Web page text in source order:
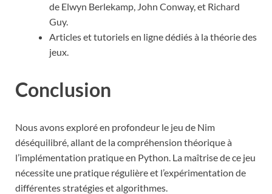
de Elwyn Berlekamp, John Conway, et Richard
Guy.
Articles et tutoriels en ligne dédiés à la théorie des
jeux.
Conclusion
Nous avons exploré en profondeur le jeu de Nim
déséquilibré, allant de la compréhension théorique à
l’implémentation pratique en Python. La maîtrise de ce jeu
nécessite une pratique régulière et l’expérimentation de
différentes stratégies et algorithmes.